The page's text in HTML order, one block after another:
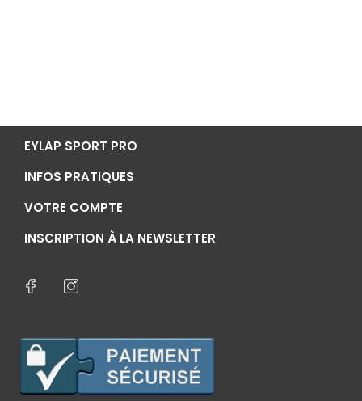
EYLAP SPORT PRO
INFOS PRATIQUES
VOTRE COMPTE
INSCRIPTION À LA NEWSLETTER